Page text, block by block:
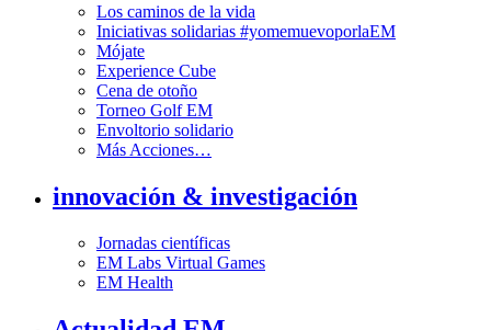
Los caminos de la vida
Iniciativas solidarias #yomemuevoporlaEM
Mójate
Experience Cube
Cena de otoño
Torneo Golf EM
Envoltorio solidario
Más Acciones…
innovación & investigación
Jornadas científicas
EM Labs Virtual Games
EM Health